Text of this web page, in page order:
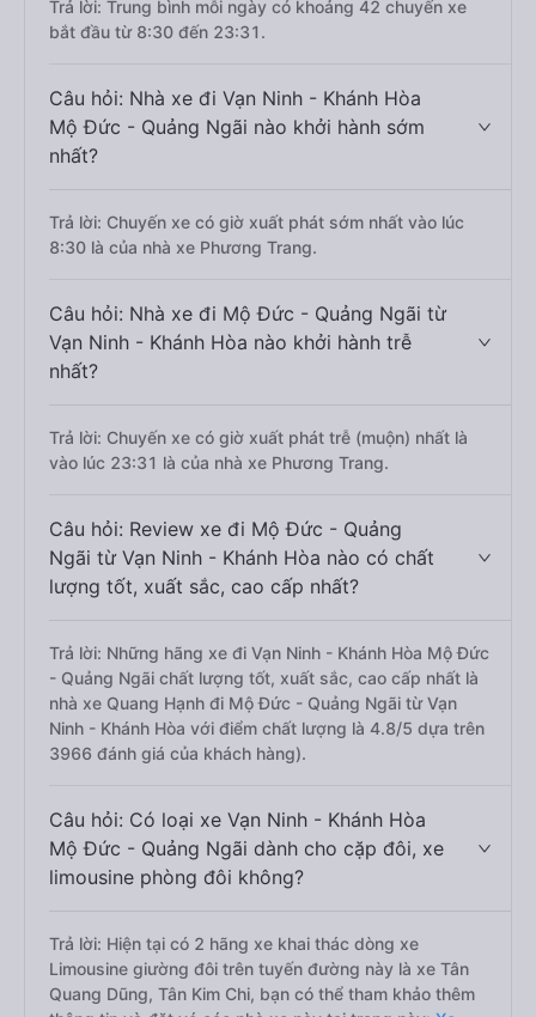
Trả lời: Trung bình mỗi ngày có khoảng 42 chuyến xe
bắt đầu từ 8:30 đến 23:31.
Câu hỏi: Nhà xe đi Vạn Ninh - Khánh Hòa
Mộ Đức - Quảng Ngãi nào khởi hành sớm
nhất?
Trả lời: Chuyến xe có giờ xuất phát sớm nhất vào lúc
8:30 là của nhà xe Phương Trang.
Câu hỏi: Nhà xe đi Mộ Đức - Quảng Ngãi từ
Vạn Ninh - Khánh Hòa nào khởi hành trễ
nhất?
Trả lời: Chuyến xe có giờ xuất phát trễ (muộn) nhất là
vào lúc 23:31 là của nhà xe Phương Trang.
Câu hỏi: Review xe đi Mộ Đức - Quảng
Ngãi từ Vạn Ninh - Khánh Hòa nào có chất
lượng tốt, xuất sắc, cao cấp nhất?
Trả lời: Những hãng xe đi Vạn Ninh - Khánh Hòa Mộ Đức
- Quảng Ngãi chất lượng tốt, xuất sắc, cao cấp nhất là
nhà xe Quang Hạnh đi Mộ Đức - Quảng Ngãi từ Vạn
Ninh - Khánh Hòa với điểm chất lượng là 4.8/5 dựa trên
3966 đánh giá của khách hàng).
Câu hỏi: Có loại xe Vạn Ninh - Khánh Hòa
Mộ Đức - Quảng Ngãi dành cho cặp đôi, xe
limousine phòng đôi không?
Trả lời: Hiện tại có 2 hãng xe khai thác dòng xe
Limousine giường đôi trên tuyến đường này là xe Tân
Quang Dũng, Tân Kim Chi, bạn có thể tham khảo thêm